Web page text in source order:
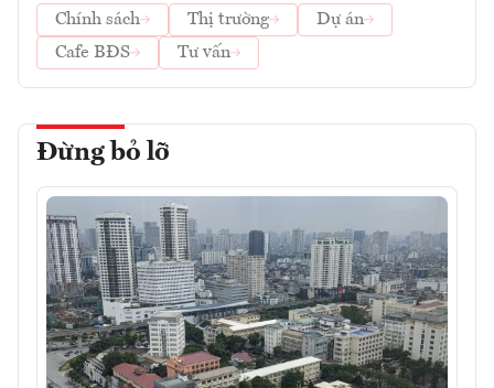
Chính sách
Thị trường
Dự án
Cafe BĐS
Tư vấn
Đừng bỏ lỡ